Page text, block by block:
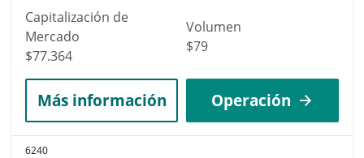
Capitalización de
Mercado
$77.364
Volumen
$79
Más información Operación
6240